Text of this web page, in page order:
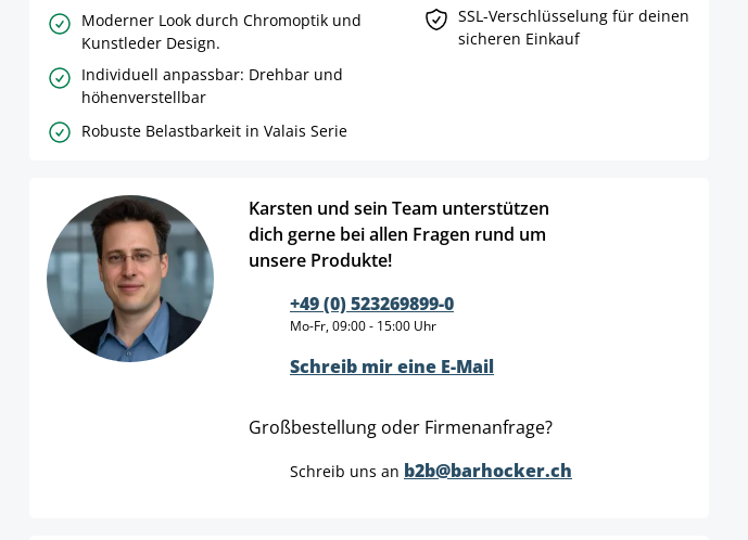
Moderner Look durch Chromoptik und
Kunstleder Design.
Individuell anpassbar: Drehbar und
höhenverstellbar
Robuste Belastbarkeit in Valais Serie
SSL-Verschlüsselung für deinen
sicheren Einkauf
Karsten und sein Team unterstützen
dich gerne bei allen Fragen rund um
unsere Produkte!
+49 (0) 523269899-0
Mo-Fr, 09:00 - 15:00 Uhr
Schreib mir eine E-Mail
Großbestellung oder Firmenanfrage?
Schreib uns an b2b@barhocker.ch